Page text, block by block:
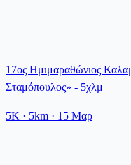
17ος Ημιμαραθώνιος
Σταμόπουλος» - 5χλμ
5K · 5km · 15 Μαρ